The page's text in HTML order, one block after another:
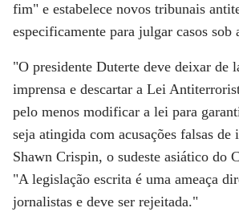
fim" e estabelece novos tribunais
especificamente para julgar casos sob
"O presidente Duterte deve deixar de
imprensa e descartar a Lei
pelo menos modificar a lei para
seja atingida com acusações falsas de
Shawn Crispin, o sudeste asiático do
"A legislação escrita é uma ameaça
jornalistas e deve ser rejeitada."